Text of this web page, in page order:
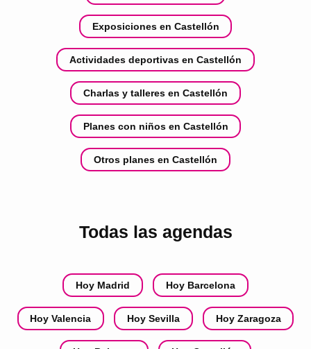
Exposiciones en Castellón
Actividades deportivas en Castellón
Charlas y talleres en Castellón
Planes con niños en Castellón
Otros planes en Castellón
Todas las agendas
Hoy Madrid Hoy Barcelona
Hoy Valencia Hoy Sevilla Hoy Zaragoza